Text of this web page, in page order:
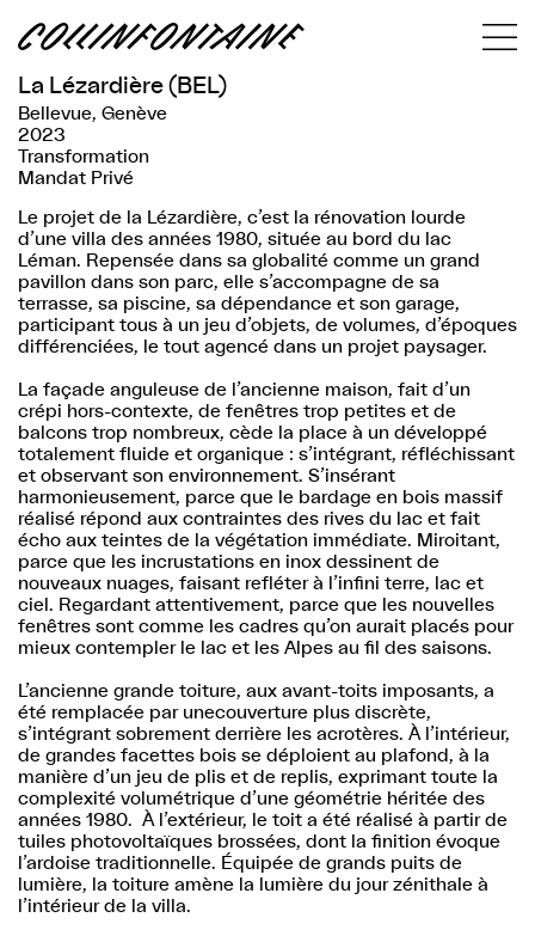
La Lézardière (BEL)
Bellevue, Genève
2023
Transformation
Mandat Privé
Le projet de la Lézardière, c’est la rénovation lourde
d’une villa des années 1980, située au bord du lac
Léman. Repensée dans sa globalité comme un grand
pavillon dans son parc, elle s’accompagne de sa
terrasse, sa piscine, sa dépendance et son garage,
participant tous à un jeu d’objets, de volumes, d’époques
différenciées, le tout agencé dans un projet paysager.
La façade anguleuse de l’ancienne maison, fait d’un
crépi hors-contexte, de fenêtres trop petites et de
balcons trop nombreux, cède la place à un développé
totalement fluide et organique : s’intégrant, réfléchissant
et observant son environnement. S’insérant
harmonieusement, parce que le bardage en bois massif
réalisé répond aux contraintes des rives du lac et fait
écho aux teintes de la végétation immédiate. Miroitant,
parce que les incrustations en inox dessinent de
nouveaux nuages, faisant refléter à l’infini terre, lac et
ciel. Regardant attentivement, parce que les nouvelles
fenêtres sont comme les cadres qu’on aurait placés pour
mieux contempler le lac et les Alpes au fil des saisons.
L’ancienne grande toiture, aux avant-toits imposants, a
été remplacée par unecouverture plus discrète,
s’intégrant sobrement derrière les acrotères. À l’intérieur,
de grandes facettes bois se déploient au plafond, à la
manière d’un jeu de plis et de replis, exprimant toute la
complexité volumétrique d’une géométrie héritée des
années 1980. À l’extérieur, le toit a été réalisé à partir de
tuiles photovoltaïques brossées, dont la finition évoque
l’ardoise traditionnelle. Équipée de grands puits de
lumière, la toiture amène la lumière du jour zénithale à
l’intérieur de la villa.